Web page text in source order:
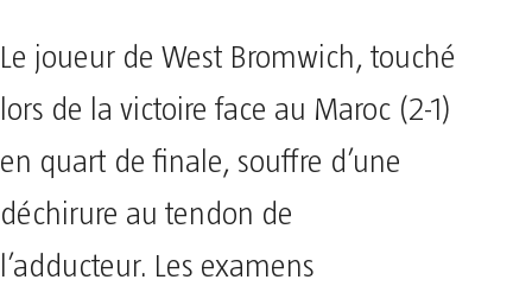
Le joueur de West Bromwich, touché
lors de la victoire face au Maroc (2-1)
en quart de finale, souffre d’une
déchirure au tendon de
l’adducteur. Les examens